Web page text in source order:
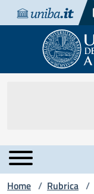
Vai al contenuto
Vai alla navigazione
Vai al footer
Home / Rubrica /